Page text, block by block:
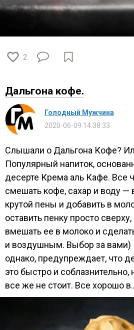
2
Дальгона кофе.
Голодный Мужчина
2020-06-09 14:38:33
Слышали о Дальгона Кофе?
Популярный напиток,
десерте Крема аль Кафе. Все
смешать кофе, сахар и воду —
крутой пены и добавить в
оставить пенку просто
вмешать ее в молоко и
и воздушным. Выбор за
однако, предупреждает, что
это быстро и соблазнительно,
все же не стоит. Все хорошо